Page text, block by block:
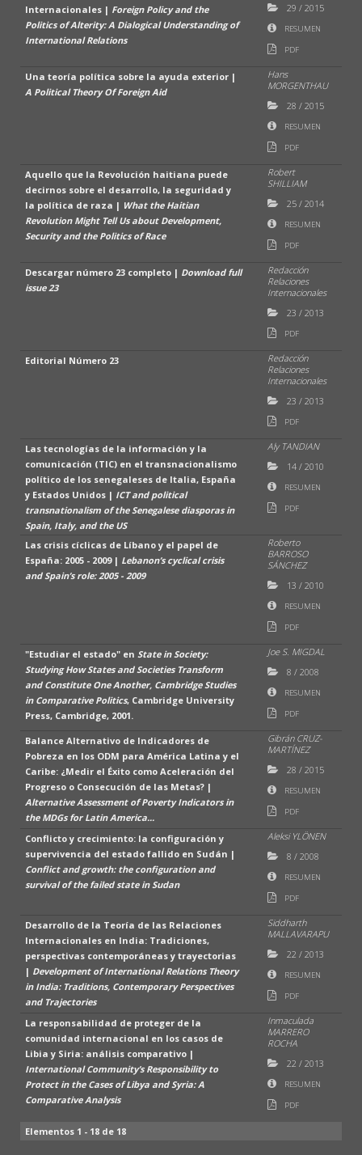
Internacionales | Foreign Policy and the
Politics of Alterity: A Dialogical Understanding of
International Relations
29 /2015
RESUMEN
PDF
Una teoría política sobre la ayuda exterior |
A Political Theory Of Foreign Aid
Hans
MORGENTHAU
28 /2015
RESUMEN
PDF
Aquello que la Revolución haitiana puede
decirnos sobre el desarrollo, la seguridad y
la política de raza | What the Haitian
Revolution Might Tell Us about Development,
Security and the Politics of Race
Robert
SHILLIAM
25 /2014
RESUMEN
PDF
Descargar número 23 completo | Download full
issue 23
Redacción
Relaciones
Internacionales
23 /2013
PDF
Editorial Número 23
Redacción
Relaciones
Internacionales
23 /2013
PDF
Las tecnologías de la información y la
comunicación (TIC) en el transnacionalismo
político de los senegaleses de Italia, España
y Estados Unidos | ICT and political
transnationalism of the Senegalese diasporas in
Spain, Italy, and the US
Aly TANDIAN
14 /2010
RESUMEN
PDF
Las crisis cíclicas de Líbano y el papel de
España: 2005 - 2009 | Lebanon’s cyclical crisis
and Spain’s role: 2005 - 2009
Roberto
BARROSO
SÁNCHEZ
13 /2010
RESUMEN
PDF
"Estudiar el estado" en State in Society:
Studying How States and Societies Transform
and Constitute One Another, Cambridge Studies
in Comparative Politics, Cambridge University
Press, Cambridge, 2001.
Joe S. MIGDAL
8 /2008
RESUMEN
PDF
Balance Alternativo de Indicadores de
Pobreza en los ODM para América Latina y el
Caribe: ¿Medir el Éxito como Aceleración del
Progreso o Consecución de las Metas? |
Alternative Assessment of Poverty Indicators in
the MDGs for Latin America...
Gibrán CRUZ-
MARTÍNEZ
28 /2015
RESUMEN
PDF
Conflicto y crecimiento: la configuración y
supervivencia del estado fallido en Sudán |
Conflict and growth: the configuration and
survival of the failed state in Sudan
Aleksi YLÖNEN
8 /2008
RESUMEN
PDF
Desarrollo de la Teoría de las Relaciones
Internacionales en India: Tradiciones,
perspectivas contemporáneas y trayectorias
| Development of International Relations Theory
in India: Traditions, Contemporary Perspectives
and Trajectories
Siddharth
MALLAVARAPU
22 /2013
RESUMEN
PDF
La responsabilidad de proteger de la
comunidad internacional en los casos de
Libia y Siria: análisis comparativo |
International Community’s Responsibility to
Protect in the Cases of Libya and Syria: A
Comparative Analysis
Inmaculada
MARRERO
ROCHA
22 /2013
RESUMEN
PDF
Elementos 1 - 18 de 18